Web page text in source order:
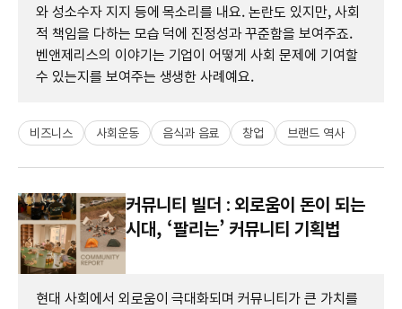
와 성소수자 지지 등에 목소리를 내요. 논란도 있지만, 사회
적 책임을 다하는 모습 덕에 진정성과 꾸준함을 보여주죠.
벤앤제리스의 이야기는 기업이 어떻게 사회 문제에 기여할
수 있는지를 보여주는 생생한 사례예요.
비즈니스 사회운동 음식과 음료 창업 브랜드 역사
커뮤니티 빌더 : 외로움이 돈이 되는
시대, ‘팔리는’ 커뮤니티 기획법
현대 사회에서 외로움이 극대화되며 커뮤니티가 큰 가치를